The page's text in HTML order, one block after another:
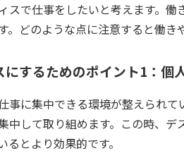
スで仕事をしたいと考えます。
。どのような点に注意すると働き
するためのポイント1：個
事に集中できる環境が整えられて
中して取り組めます。この時、
とより効果的です。